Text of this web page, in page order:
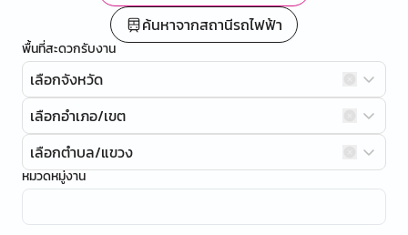
ค้นหาจากสถานีรถไฟฟ้า
พื้นที่สะดวกรับงาน
เลือกจังหวัด
เลือกอำเภอ/เขต
เลือกตำบล/แขวง
หมวดหมู่งาน